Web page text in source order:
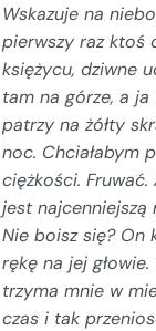
Wskazuje na
pierwszy raz ktoś
księżycu, dziwne
tam na górze, a
patrzy na żółty
noc. Chciałabym
ciężkości. Fruwać.
jest najcenniejszą
Nie boisz się? On
rękę na jej głowie.
trzyma mnie w
czasi tak